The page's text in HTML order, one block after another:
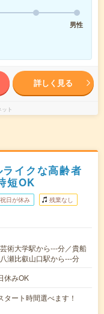
男性
詳しく見る
ト
ライクな高齢者
短OK
日が休み 残業なし
術大学駅から---分／貴船
瀬比叡山口駅から---分
休みOK
ート時間選べます！